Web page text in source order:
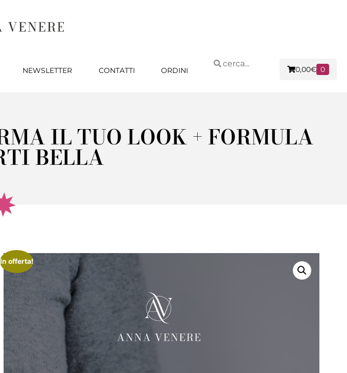
NEWSLETTER CONTATTI ORDINI 0,00€ 0
IL TUO LOOK + FORMULA
BELLA
In offerta!